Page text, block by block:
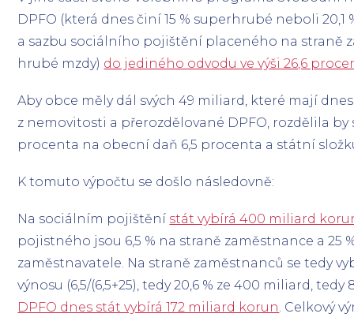
DPFO (která dnes činí 15 % superhrubé neboli 20,1
a sazbu sociálního pojištění placeného na straně
hrubé mzdy) do jediného odvodu ve výši 26,6
Aby obce měly dál svých 49 miliard, které mají
z nemovitosti a přerozdělované DPFO, rozdělila by
procenta na obecní daň 6,5 procenta a státní
K tomuto výpočtu se došlo následovně:
Na sociálním pojištění stát vybírá 400 miliard
pojistného jsou 6,5 % na straně zaměstnance a 25
zaměstnavatele. Na straně zaměstnanců se tedy
výnosu (6,5/(6,5+25), tedy 20,6 % ze 400 miliard, tedy
DPFO dnes stát vybírá 172 miliard korun. Celkový